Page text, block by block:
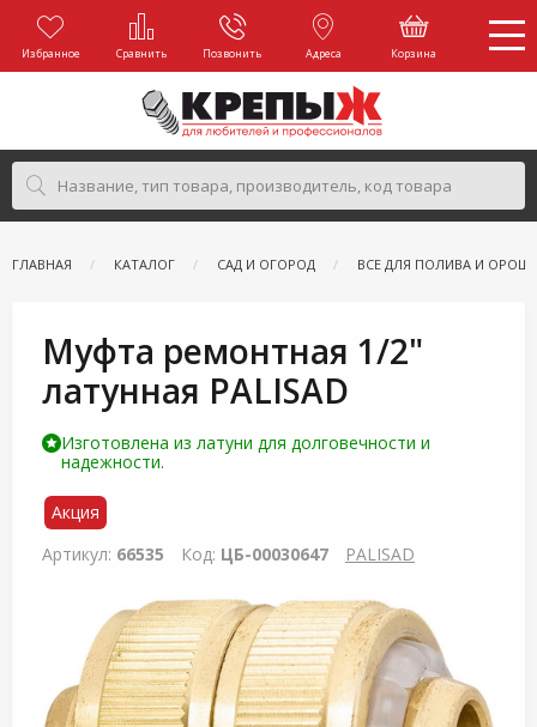
Избранное Сравнить Позвонить Адреса Корзина
ГЛАВНАЯ КАТАЛОГ САД И ОГОРОД ВСЕ ДЛЯ ПОЛИВА И
Муфта ремонтная 1/2"
латунная PALISAD
Изготовлена из латуни для долговечности и
надежности.
Акция
Артикул: 66535 Код: ЦБ-00030647 PALISAD